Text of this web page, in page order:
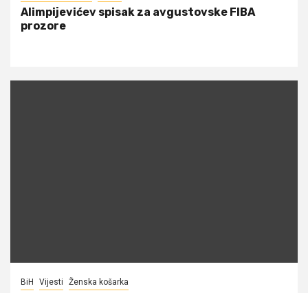
Alimpijevićev spisak za avgustovske FIBA
prozore
BiH Vijesti Ženska košarka